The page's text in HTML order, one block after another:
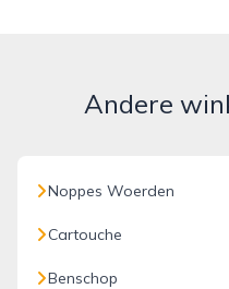
Andere
Noppes Woerden
Cartouche
Benschop